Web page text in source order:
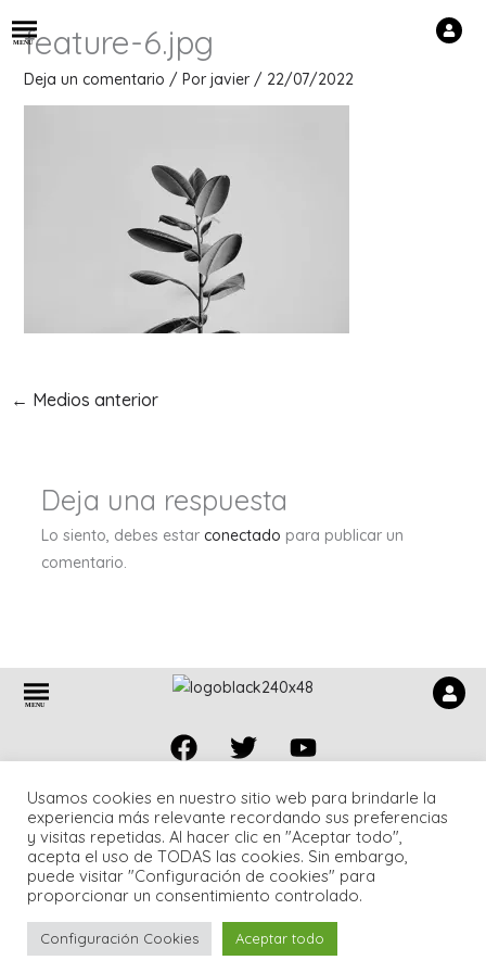
MENU
feature-6.jpg
Deja un comentario / Por javier / 22/07/2022
← Medios anterior
Deja una respuesta
Lo siento, debes estar conectado para publicar un
comentario.
Menú
MENU
Facebook
TwitterYoutube
Política de cookies|Aviso Legal|Política de privacidad
Copyright © 2026 Asociación de Vecinos de Fuentemilanos |
Diseñado por Javier García.
Usamos cookies en nuestro sitio web para brindarle la
experiencia más relevante recordando sus preferencias
y visitas repetidas. Al hacer clic en "Aceptar todo",
acepta el uso de TODAS las cookies. Sin embargo,
puede visitar "Configuración de cookies" para
proporcionar un consentimiento controlado.
Configuración Cookies Aceptar todo